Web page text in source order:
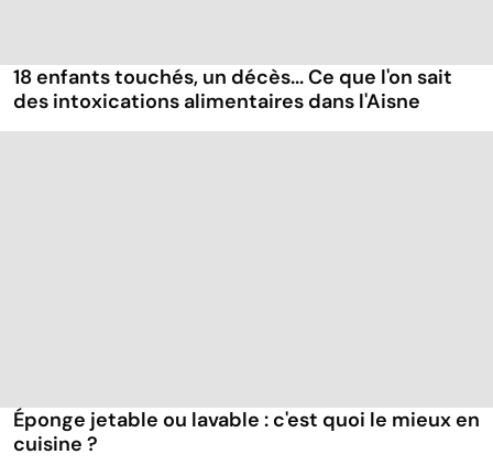
18 enfants touchés, un décès... Ce que l'on sait
des intoxications alimentaires dans l'Aisne
Éponge jetable ou lavable : c'est quoi le mieux en
cuisine ?